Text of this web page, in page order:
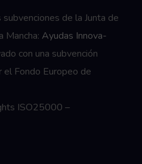
de la Junta de
Mancha:Ayudas Innova-
con una subvención
el Fondo Europeo de
ISO25000 –